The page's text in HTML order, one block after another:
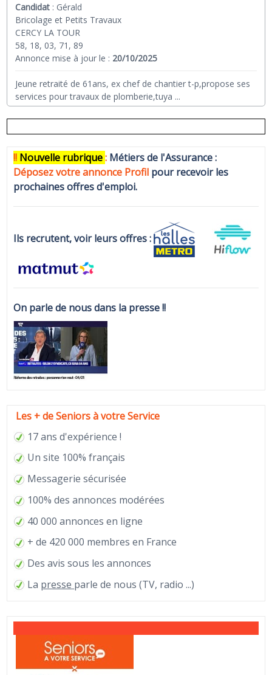
Candidat : Gérald
Bricolage et Petits Travaux
CERCY LA TOUR
58, 18, 03, 71, 89
Annonce mise à jour le : 20/10/2025
Jeune retraité de 61ans, ex chef de chantier t-p,propose ses
services pour travaux de plomberie,tuya ...
!! Nouvelle rubrique: Métiers de l'Assurance :
Déposez votre annonce Profil pour recevoir les
prochaines offres d'emploi.
Ils recrutent, voir leurs offres :
On parle de nous dans la presse !!
Les + de Seniors à votre Service
17 ans d'expérience !
Un site 100% français
Messagerie sécurisée
100% des annonces modérées
40 000 annonces en ligne
+ de 420 000 membres en France
Des avis sous les annonces
La presse parle de nous (TV, radio ...)